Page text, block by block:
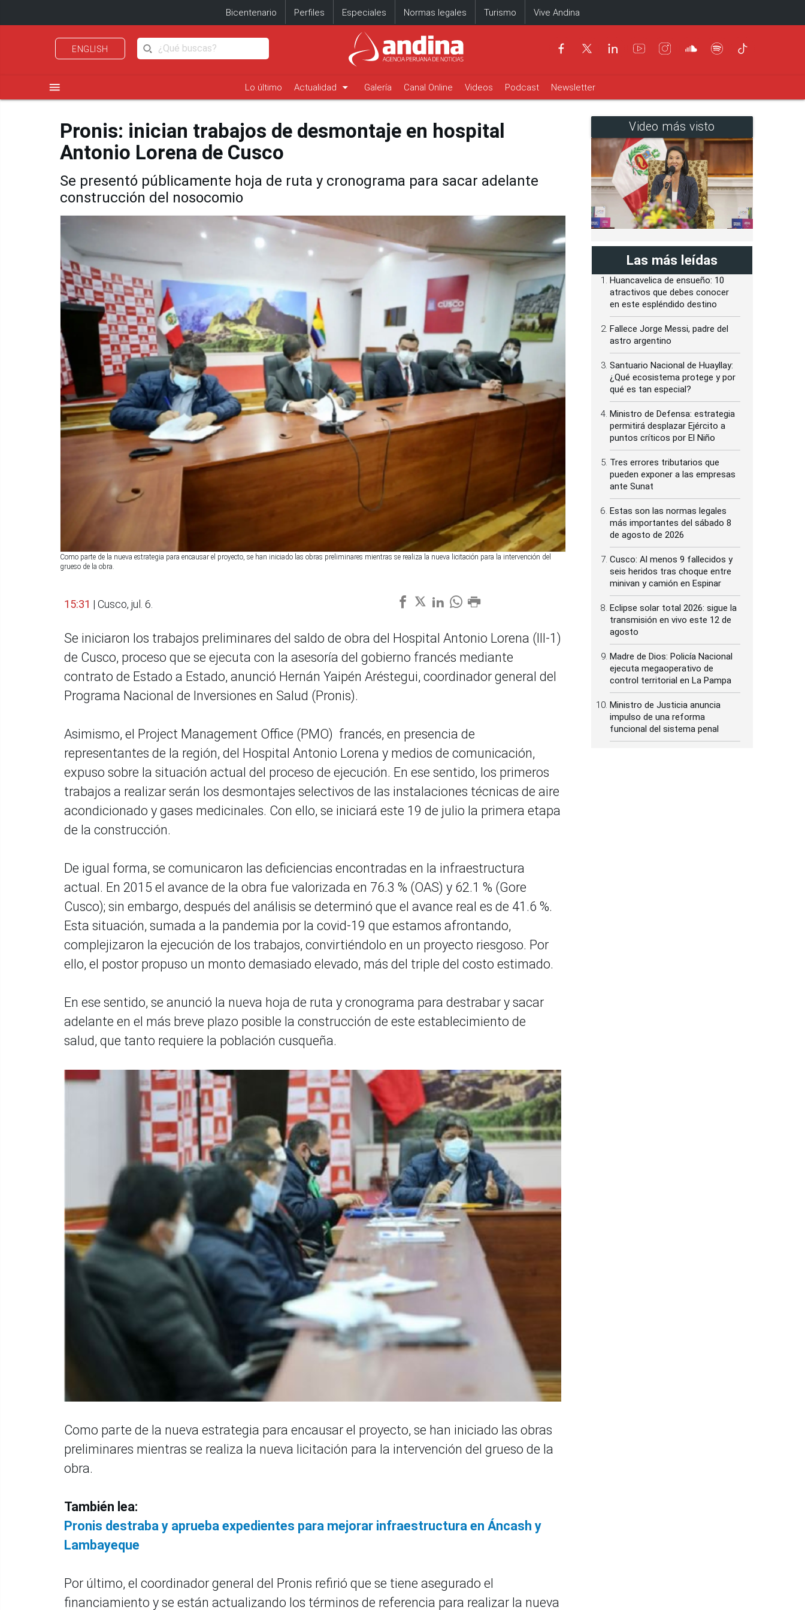
Bicentenario Perfiles Especiales Normas legales Turismo Vive Andina
ENGLISH
menu Lo último Actualidad arrow_drop_down Galería Canal Online Videos Podcast Newsletter
Pronis: inician trabajos de desmontaje en hospital
Antonio Lorena de Cusco
Se presentó públicamente hoja de ruta y cronograma para sacar adelante
construcción del nosocomio
Como parte de la nueva estrategia para encausar el proyecto, se han iniciado las obras preliminares mientras se realiza la nueva licitación para la intervención del
grueso de la obra.
15:31 | Cusco, jul. 6.
Se iniciaron los trabajos preliminares del saldo de obra del Hospital Antonio Lorena (III-1)
de Cusco, proceso que se ejecuta con la asesoría del gobierno francés mediante
contrato de Estado a Estado, anunció Hernán Yaipén Aréstegui, coordinador general del
Programa Nacional de Inversiones en Salud (Pronis).
Asimismo, el Project Management Office (PMO) francés, en presencia de
representantes de la región, del Hospital Antonio Lorena y medios de comunicación,
expuso sobre la situación actual del proceso de ejecución. En ese sentido, los primeros
trabajos a realizar serán los desmontajes selectivos de las instalaciones técnicas de aire
acondicionado y gases medicinales. Con ello, se iniciará este 19 de julio la primera etapa
de la construcción.
De igual forma, se comunicaron las deficiencias encontradas en la infraestructura
actual. En 2015 el avance de la obra fue valorizada en 76.3 % (OAS) y 62.1 % (Gore
Cusco); sin embargo, después del análisis se determinó que el avance real es de 41.6 %.
Esta situación, sumada a la pandemia por la covid-19 que estamos afrontando,
complejizaron la ejecución de los trabajos, convirtiéndolo en un proyecto riesgoso. Por
ello, el postor propuso un monto demasiado elevado, más del triple del costo estimado.
En ese sentido, se anunció la nueva hoja de ruta y cronograma para destrabar y sacar
adelante en el más breve plazo posible la construcción de este establecimiento de
salud, que tanto requiere la población cusqueña.
Como parte de la nueva estrategia para encausar el proyecto, se han iniciado las obras
preliminares mientras se realiza la nueva licitación para la intervención del grueso de la
obra.
También lea:
Pronis destraba y aprueba expedientes para mejorar infraestructura en Áncash y
Lambayeque
Por último, el coordinador general del Pronis refirió que se tiene asegurado el
financiamiento y se están actualizando los términos de referencia para realizar la nueva
Video más visto
Las más leídas
Huancavelica de ensueño: 10
atractivos que debes conocer
en este espléndido destino
Fallece Jorge Messi, padre del
astro argentino
Santuario Nacional de Huayllay:
¿Qué ecosistema protege y por
qué es tan especial?
Ministro de Defensa: estrategia
permitirá desplazar Ejército a
puntos críticos por El Niño
Tres errores tributarios que
pueden exponer a las empresas
ante Sunat
Estas son las normas legales
más importantes del sábado 8
de agosto de 2026
Cusco: Al menos 9 fallecidos y
seis heridos tras choque entre
minivan y camión en Espinar
Eclipse solar total 2026: sigue la
transmisión en vivo este 12 de
agosto
Madre de Dios: Policía Nacional
ejecuta megaoperativo de
control territorial en La Pampa
Ministro de Justicia anuncia
impulso de una reforma
funcional del sistema penal